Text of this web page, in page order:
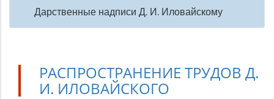
Дарственные надписи Д. И. Иловайскому
РАСПРОСТРАНЕНИЕ ТРУДОВ Д.
И. ИЛОВАЙСКОГО